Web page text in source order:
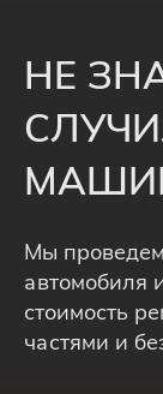
НЕ
Мы
автомобиля
стоимость
частями и